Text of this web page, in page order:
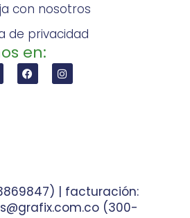
con nosotros
de privacidad
en:
| facturación:
(300-